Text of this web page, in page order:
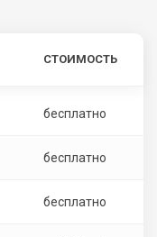
СТОИМОСТЬ
бесплатно
бесплатно
бесплатно